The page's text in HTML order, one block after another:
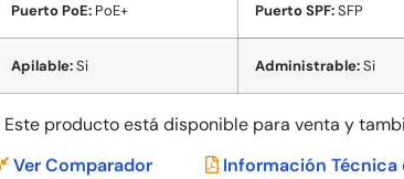
Puerto PoE:PoE+ Puerto SPF:SFP
Apilable:Si Administrable:Si
Este producto está disponible para venta y
Ver Comparador
Información